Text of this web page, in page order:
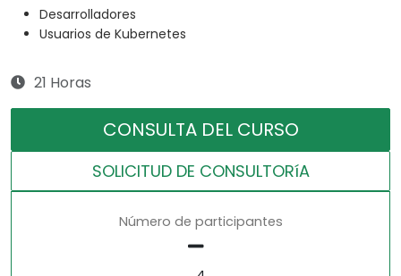
Desarrolladores
Usuarios de Kubernetes
21 Horas
CONSULTA DEL CURSO
SOLICITUD DE CONSULTORíA
Número de participantes